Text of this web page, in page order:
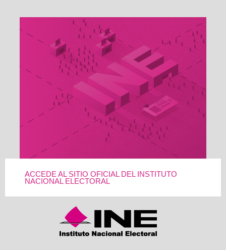
ACCEDE AL SITIO OFICIAL DEL INSTITUTO
NACIONAL ELECTORAL